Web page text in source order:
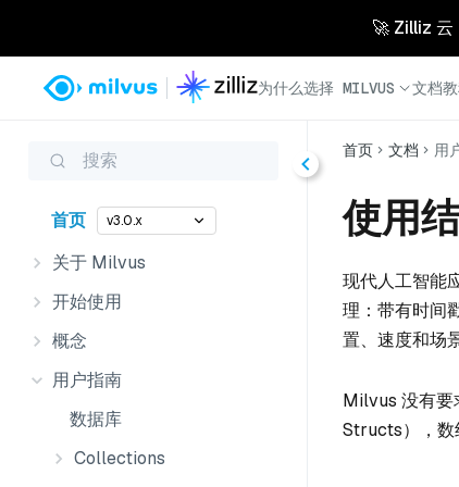
🚀 Zilliz 云
为什么选择 MILVUS 文档
搜索
首页 v3.0.x
关于 Milvus
开始使用
概念
用户指南
数据库
Collections
首页 文档 用
使用
现代人工智能
理：带有时间
置、速度和场
Milvus 没有要
Structs），数